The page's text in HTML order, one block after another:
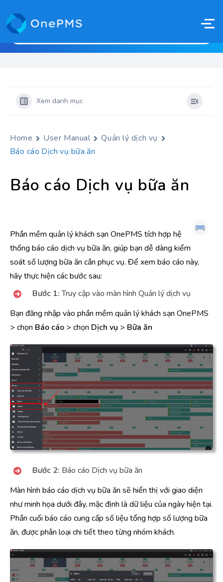
Xem danh mục
Home User Manual
Quản lý dịch vụ
Báo cáo Dịch vụ bữa ăn
Báo cáo Dịch vụ bữa ăn
Phần mềm quản lý khách sạn OnePMS tích hợp hệ
thống báo cáo dịch vụ bữa ăn, giúp bạn dễ dàng kiểm
soát số lượng bữa ăn cần phục vụ. Để xem báo cáo này,
hãy thực hiện các bước sau:
Bước 1:Truy cập vào màn hình Quản lý dịch vụ
Bạn đăng nhập vào phần mềm quản lý khách sạn OnePMS
> chọn Báo cáo > chọn Dịch vụ > Bữa ăn
Bước 2: Báo cáo Dịch vụ bữa ăn
Màn hình báo cáo dịch vụ bữa ăn sẽ hiển thị với giao diện
như minh họa dưới đây, mặc định là dữ liệu của ngày hiện tại.
Phần cuối báo cáo cung cấp số liệu tổng hợp số lượng bữa
ăn, được phân loại chi tiết theo từng nhóm khách.